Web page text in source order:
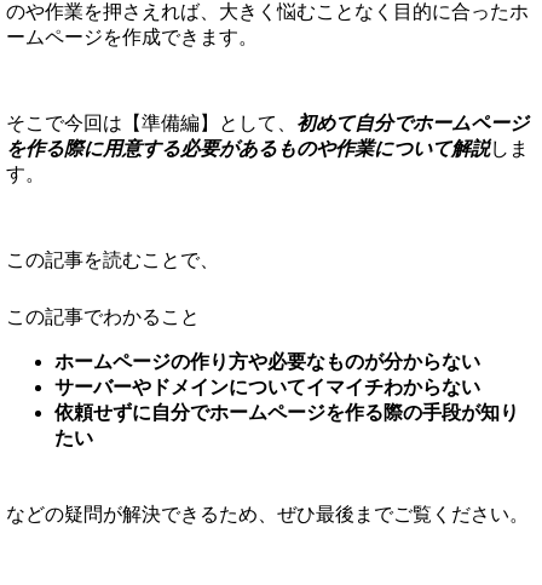
のや作業を押さえれば、大きく悩むことなく目的に合ったホ
ームページを作成できます。
そこで今回は【準備編】として、 初めて自分でホームページ
を作る際に用意する必要があるものや作業について解説しま
す。
この記事を読むことで、
この記事でわかること
ホームページの作り方や必要なものが分からない
サーバーやドメインについてイマイチわからない
依頼せずに自分でホームページを作る際の手段が知り
たい
などの疑問が解決できるため、ぜひ最後までご覧ください。